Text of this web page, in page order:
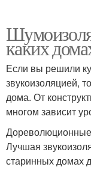
каких
Если вы решили
звукоизоляцией,
дома. От
многом зависит
Дореволюционные
Лучшая
старинных домах